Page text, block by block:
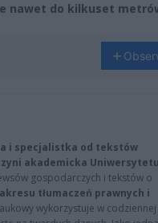
nawet do kilkuset
i specjalistka od tekstów
akademicka
gospodarczych i tekstów o
tłumaczeń prawnych i
wykorzystuje w codziennej